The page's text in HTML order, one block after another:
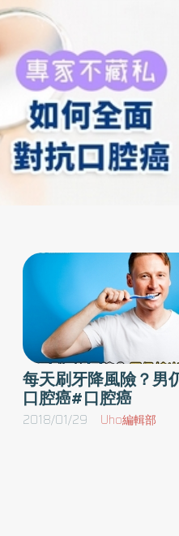
。口腔癌 大部分屬「鱗狀細
生在口腔的惡性腫瘤的總稱，
癌，可出現在口腔的任何部位
癌與頰膜癌為大宗。口腔癌的
到刺激而產生細胞變性有密
嚼食檳榔為最主要的原因，其
、梅毒、過度陽光照射、長期
生不良、尖銳的蛀牙、破損
。2） 潰瘍：超過兩週以上
瘍。3） 腫塊：口內或頸部任
腫塊。4） 舌的運動與知覺：
制，導致咀嚼、吞嚥、說話困
喪失麻木。5） 顎骨與牙齒
致臉部左右不對稱。6） 口
度：口腔黏膜乾澀灼熱有刺痛
，張嘴時口腔黏膜拉緊。不會
每天刷牙降風險？男
口腔癌#口腔癌
2018/01/29 Uho編輯部